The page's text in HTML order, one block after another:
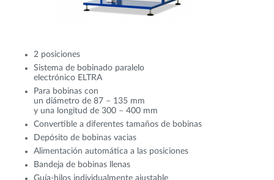
2 posiciones
Sistema de bobinado paralelo
electrónico ELTRA
Para bobinas con
un diámetro de 87 – 135 mm
y una longitud de 300 – 400 mm
Convertible a diferentes tamaños de bobinas
Depósito de bobinas vacias
Alimentación automática a las posiciones
Bandeja de bobinas llenas
Guía-hilos individualmente ajustable